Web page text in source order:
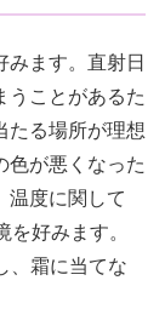
みます。直射日
うことがあるた
たる場所が理想
色が悪くなった
温度に関して
好みます。
、霜に当てな